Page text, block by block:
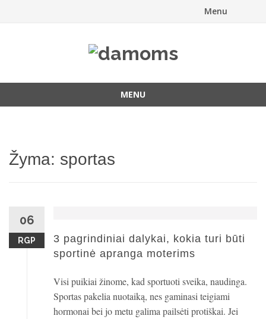
Menu
MENU
Žyma: sportas
06
RGP
3 pagrindiniai dalykai, kokia turi būti
sportinė apranga moterims
Visi puikiai žinome, kad sportuoti sveika, naudinga.
Sportas pakelia nuotaiką, nes gaminasi teigiami
hormonai bei jo metu galima pailsėti protiškai. Jei